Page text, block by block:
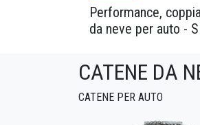
Performance,
da neve per auto -
CATENE DA
CATENE PER AUTO